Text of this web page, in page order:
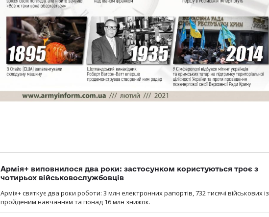
Армія+ виповнилося два роки: застосунком користуються троє з
чотирьох військовослужбовців
Армія+ святкує два роки роботи: 3 млн електронних рапортів, 732 тисячі військових із
пройденим навчанням та понад 16 млн знижок.